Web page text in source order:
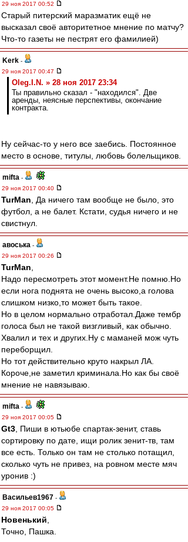
29 ноя 2017 00:52
Старый питерский маразматик ещё не
высказал своё авторитетное мнение по матчу?
Что-то газеты не пестрят его фамилией)
Kerk -
29 ноя 2017 00:47
Oleg.I.N. » 28 ноя 2017 23:34
Ты правильно сказал - "находился". Две
аренды, неясные перспективы, окончание
контракта.
Ну сейчас-то у него все заебись. Постоянное
место в основе, титулы, любовь болельщиков.
mifta -
29 ноя 2017 00:40
TurMan , Да ничего там вообще не было, это
футбол, а не балет. Кстати, судья ничего и не
свистнул.
авоська -
29 ноя 2017 00:26
TurMan
Надо пересмотреть этот момент.Не помню.Но
если нога поднята не очень высоко,а голова
слишком низко,то может быть такое.
Но в целом нормально отработал.Даже тембр
голоса был не такой визгливый, как обычно.
Хвалил и тех и других.Ну с маманей мож чуть
переборщил.
Но тот действительно круто накрыл ЛА.
Короче,не заметил криминала.Но как бы своё
мнение не навязываю.
mifta -
29 ноя 2017 00:05
Gt3 , Пиши в ютьюбе спартак-зенит, ставь
сортировку по дате, ищи ролик зенит-тв, там
все есть. Только он там не столько потащил,
сколько чуть не привез, на ровном месте мяч
уронив :)
Васильев1967 -
29 ноя 2017 00:05
Новенький
Точно, Пашка.